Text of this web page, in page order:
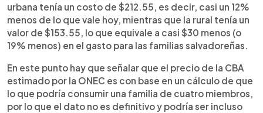
urbana tenía un costo de $212.55, es decir, casi un 12%
menos de lo que vale hoy, mientras que la rural tenía un
valor de $153.55, lo que equivale a casi $30 menos (o
19% menos) en el gasto para las familias salvadoreñas.
En este punto hay que señalar que el precio de la CBA
estimado por la ONEC es con base en un cálculo de que
lo que podría consumir una familia de cuatro miembros,
por lo que el dato no es definitivo y podría ser incluso